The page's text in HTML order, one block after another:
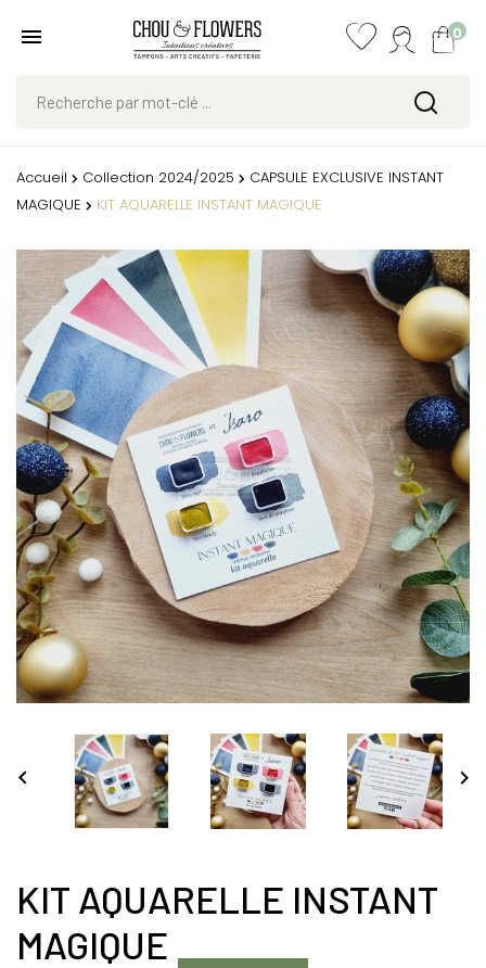
0
Accueil Collection 2024/2025
CAPSULE EXCLUSIVE INSTANT
MAGIQUE
KIT AQUARELLE INSTANT MAGIQUE
 
KIT AQUARELLE INSTANT
MAGIQUE